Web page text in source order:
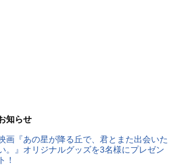
知らせ
画『あの星が降る丘で、君とまた出会いた
。』オリジナルグッズを3名様にプレゼン
ト！